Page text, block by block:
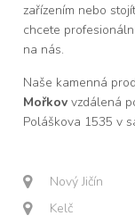
zařízením nebo
chcete
na nás.
Naše kamenná
Mořkov vzdálená
Poláškova 1535 v
Nový Jičín
Kelč